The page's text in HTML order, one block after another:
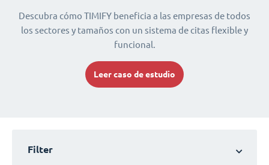
Descubra cómo TIMIFY beneficia a las empresas de todos
los sectores y tamaños con un sistema de citas flexible y
funcional.
Leer caso de estudio
Filter